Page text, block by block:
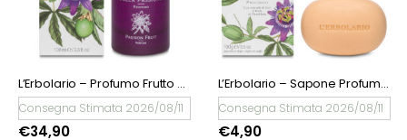
L’Erbolario – Profumo Frutto della Passione 100 ml
Consegna Stimata 2026/08/11
€34,90
L’Erbolario – Sapone Profumato Frutto della Passione
Consegna Stimata 2026/08/11
€4,90